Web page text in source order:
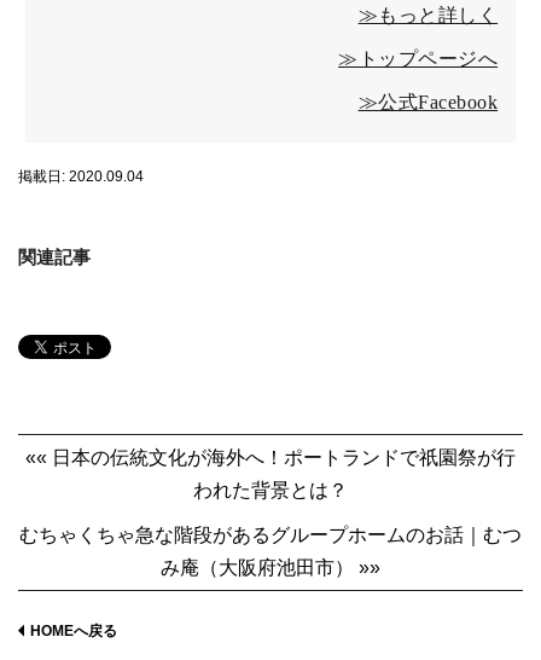
≫もっと詳しく
≫トップページへ
≫公式Facebook
掲載日: 2020.09.04
関連記事
«« 日本の伝統文化が海外へ！ポートランドで祇園祭が行
われた背景とは？
むちゃくちゃ急な階段があるグループホームのお話｜むつ
み庵（大阪府池田市） »»
HOMEへ戻る